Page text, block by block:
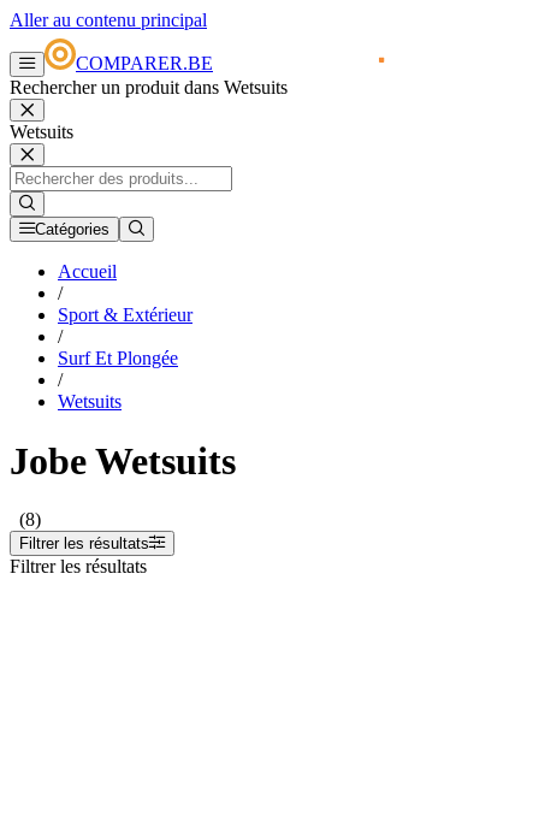
Aller au contenu principal
COMPARER.BE
Rechercher un produit dans Wetsuits
Wetsuits
Catégories
Accueil
/
Sport & Extérieur
/
Surf Et Plongée
/
Wetsuits
Jobe Wetsuits
(8)
Filtrer les résultats
Filtrer les résultats